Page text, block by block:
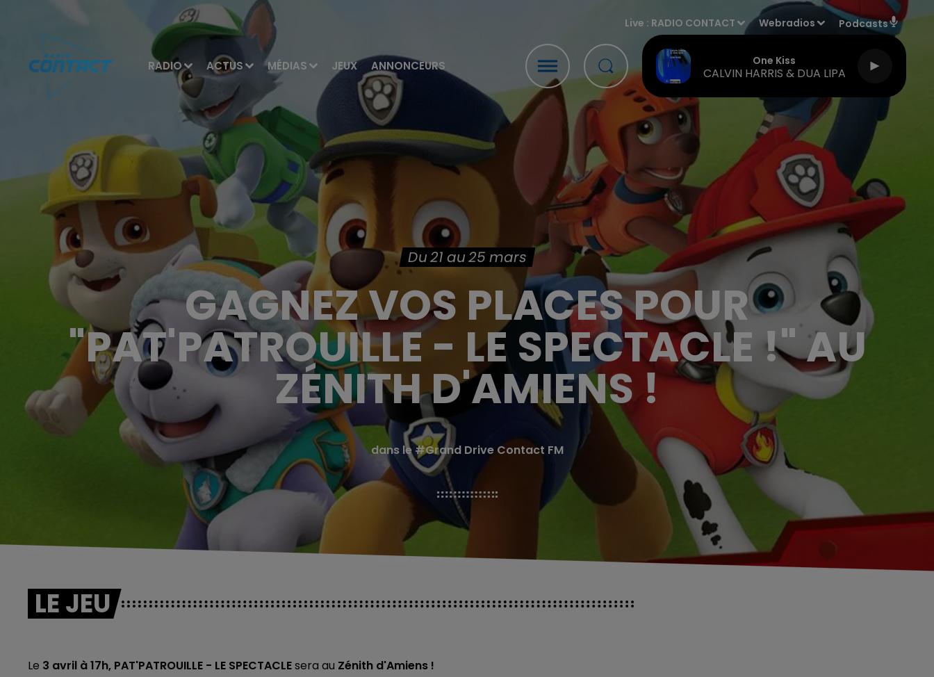
RADIO ACTUS MÉDIAS JEUX ANNONCEURS
Live : RADIO CONTACT Webradios Podcasts
One Kiss
CALVIN HARRIS & DUA LIPA
Du 21 au 25 mars
GAGNEZ VOS PLACES POUR
"PAT'PATROUILLE - LE SPECTACLE !" AU
ZÉNITH D'AMIENS !
dans le #Grand Drive Contact FM
LE JEU
Le 3 avril à 17h, PAT'PATROUILLE - LE SPECTACLEsera au Zénith d'Amiens !